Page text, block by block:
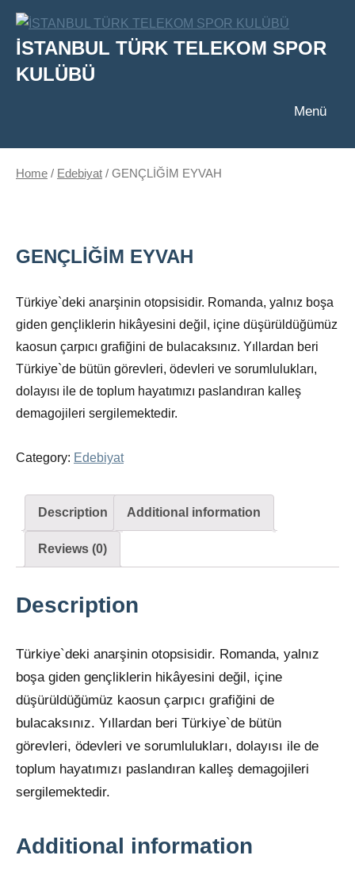
İçeriğe
İSTANBUL TÜRK TELEKOM SPOR
KULÜBÜ
Menü
Home / Edebiyat / GENÇLİĞİM EYVAH
GENÇLİĞİM EYVAH
Türkiye`deki anarşinin otopsisidir. Romanda, yalnız boşa
giden gençliklerin hikâyesini değil, içine düşürüldüğümüz
kaosun çarpıcı grafiğini de bulacaksınız. Yıllardan beri
Türkiye`de bütün görevleri, ödevleri ve sorumlulukları,
dolayısı ile de toplum hayatımızı paslandıran kalleş
demagojileri sergilemektedir.
Category: Edebiyat
Description Additional information
Reviews (0)
Description
Türkiye`deki anarşinin otopsisidir. Romanda, yalnız
boşa giden gençliklerin hikâyesini değil, içine
düşürüldüğümüz kaosun çarpıcı grafiğini de
bulacaksınız. Yıllardan beri Türkiye`de bütün
görevleri, ödevleri ve sorumlulukları, dolayısı ile de
toplum hayatımızı paslandıran kalleş demagojileri
sergilemektedir.
Additional information